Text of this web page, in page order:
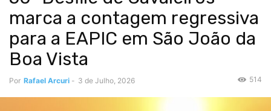
marca a contagem regressiva
para a EAPIC em São João da
Boa Vista
Por Rafael Arcuri - 3 de Julho, 2026 514